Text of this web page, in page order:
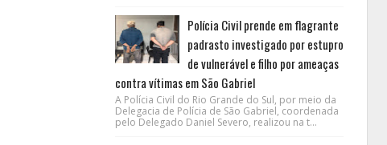
Polícia Civil prende em flagrante
padrasto investigado por estupro
de vulnerável e filho por ameaças
contra vítimas em São Gabriel
A Polícia Civil do Rio Grande do Sul, por meio da
Delegacia de Polícia de São Gabriel, coordenada
pelo Delegado Daniel Severo, realizou na t...